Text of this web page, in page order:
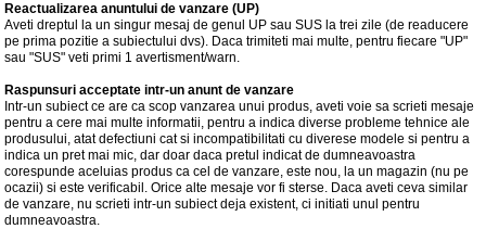
Reactualizarea anuntului de vanzare (UP)
Aveti dreptul la un singur mesaj de genul UP sau SUS la trei zile (de readucere
pe prima pozitie a subiectului dvs). Daca trimiteti mai multe, pentru fiecare "UP"
sau "SUS" veti primi 1 avertisment/warn.
Raspunsuri acceptate intr-un anunt de vanzare
Intr-un subiect ce are ca scop vanzarea unui produs, aveti voie sa scrieti mesaje
pentru a cere mai multe informatii, pentru a indica diverse probleme tehnice ale
produsului, atat defectiuni cat si incompatibilitati cu diverese modele si pentru a
indica un pret mai mic, dar doar daca pretul indicat de dumneavoastra
corespunde aceluias produs ca cel de vanzare, este nou, la un magazin (nu pe
ocazii) si este verificabil. Orice alte mesaje vor fi sterse. Daca aveti ceva similar
de vanzare, nu scrieti intr-un subiect deja existent, ci initiati unul pentru
dumneavoastra.